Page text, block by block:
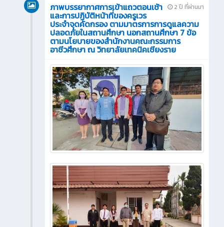
2 ปี ที่ผ่านมา
ภาพบรรยากาศการเข้าแถวตอนเช้า
และการปฏิบัติหน้าที่ของครูเวร
ประจำจุดคัดกรอง ตามมาตรการการดูแลความ
ปลอดภัยในสถานศึกษา นอกสถานศึกษา 7 ข้อ
ตามนโยบายของสำนักงานคณะกรรมการ
อาชีวศึกษา ณ วิทยาลัยเทคนิคเชียงราย